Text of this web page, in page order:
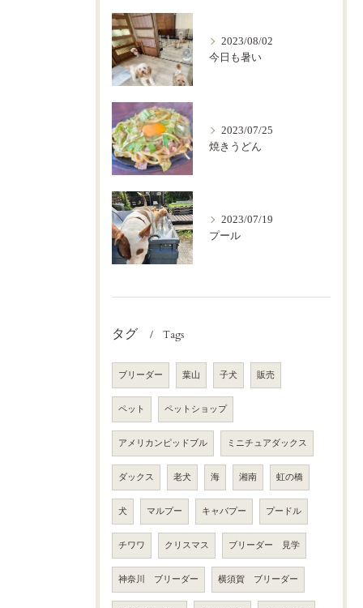
2023/08/02
今日も暑い
2023/07/25
焼きうどん
2023/07/19
プール
タグ Tags
ブリーダー 葉山 子犬 販売
ペット ペットショップ
アメリカンピッドブル ミニチュアダックス
ダックス 老犬 海 湘南 虹の橋
犬 マルプー キャバプー プードル
チワワ クリスマス ブリーダー 見学
神奈川 ブリーダー 横須賀 ブリーダー